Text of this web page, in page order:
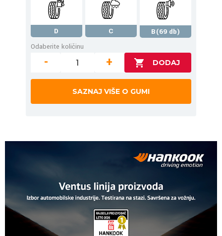
D C
B(69 db)
Odaberite količinu
- +
SAZNAJ VIŠE O GUMI